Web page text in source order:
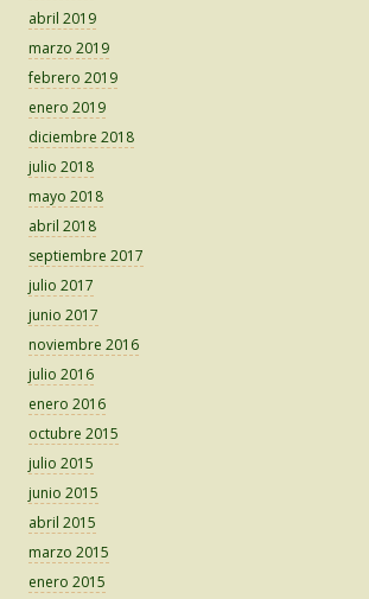
abril 2019
marzo 2019
febrero 2019
enero 2019
diciembre 2018
julio 2018
mayo 2018
abril 2018
septiembre 2017
julio 2017
junio 2017
noviembre 2016
julio 2016
enero 2016
octubre 2015
julio 2015
junio 2015
abril 2015
marzo 2015
enero 2015